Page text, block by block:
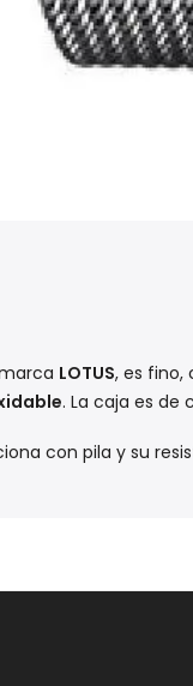
LOTUS, es fino,
. La caja es de
con pila y su